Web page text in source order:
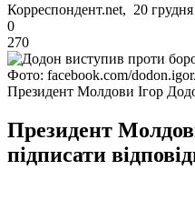
Корреспондент.net, 20
0
270
Фото: facebook.com/
Президент Молдови Ігор
Президент
підписати